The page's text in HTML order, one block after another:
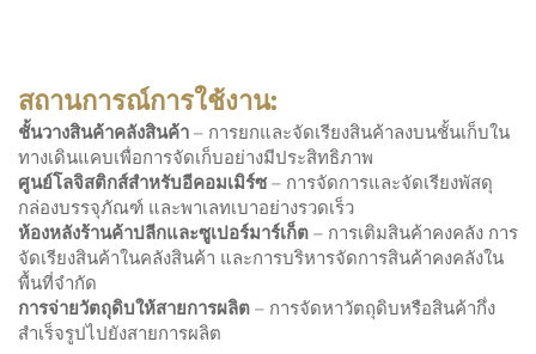
สถานการณ์การใช้งาน:
ชั้นวางสินค้าคลังสินค้า – การยกและจัดเรียงสินค้าลงบนชั้นเก็บใน
ทางเดินแคบเพื่อการจัดเก็บอย่างมีประสิทธิภาพ
ศูนย์โลจิสติกส์สำหรับอีคอมเมิร์ซ – การจัดการและจัดเรียงพัสดุ
กล่องบรรจุภัณฑ์ และพาเลทเบาอย่างรวดเร็ว
ห้องหลังร้านค้าปลีกและซูเปอร์มาร์เก็ต – การเติมสินค้าคงคลัง การ
จัดเรียงสินค้าในคลังสินค้า และการบริหารจัดการสินค้าคงคลังใน
พื้นที่จำกัด
การจ่ายวัตถุดิบให้สายการผลิต – การจัดหาวัตถุดิบหรือสินค้ากึ่ง
สำเร็จรูปไปยังสายการผลิต